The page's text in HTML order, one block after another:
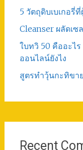
5 วัตถุดิบเบเกอรี่
Cleanser ผลัดเ
ใบทวิ 50 คืออะไ
ออนไลน์ยังไง
สูตรทําวุ้นกะทิขา
Recent